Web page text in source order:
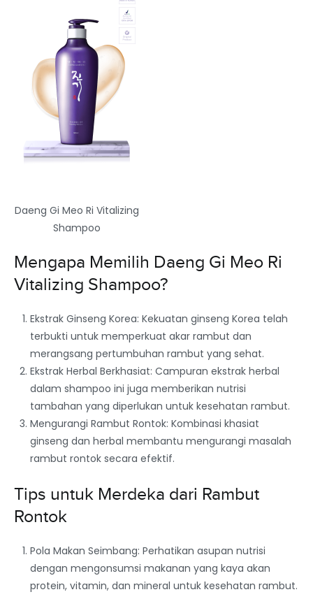
Daeng Gi Meo Ri Vitalizing
Shampoo
Mengapa Memilih Daeng Gi Meo Ri
Vitalizing Shampoo?
Ekstrak Ginseng Korea: Kekuatan ginseng Korea telah
terbukti untuk memperkuat akar rambut dan
merangsang pertumbuhan rambut yang sehat.
Ekstrak Herbal Berkhasiat: Campuran ekstrak herbal
dalam shampoo ini juga memberikan nutrisi
tambahan yang diperlukan untuk kesehatan rambut.
Mengurangi Rambut Rontok: Kombinasi khasiat
ginseng dan herbal membantu mengurangi masalah
rambut rontok secara efektif.
Tips untuk Merdeka dari Rambut
Rontok
Pola Makan Seimbang: Perhatikan asupan nutrisi
dengan mengonsumsi makanan yang kaya akan
protein, vitamin, dan mineral untuk kesehatan rambut.